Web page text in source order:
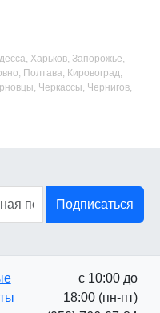
Харьков, Запорожье,
Полтава, Кировоград,
Черкассы, Чернигов,
Подписаться
с 10:00 до
18:00 (пн-пт)